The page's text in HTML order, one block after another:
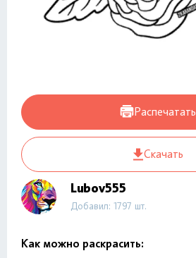
Распечатать
Скачать
Lubov555
Добавил: 1797 шт.
Как можно раскрасить: